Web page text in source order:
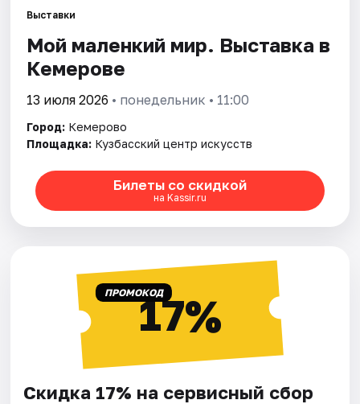
Площадки
Артисты
Выставки
Мой маленкий мир. Выставка в
Кемерове
13 июля 2026 • понедельник • 11:00
Город: Кемерово
Площадка: Кузбасский центр искусств
Билеты со скидкой
на Kassir.ru
ПРОМОКОД17%
Скидка 17% на сервисный сбор